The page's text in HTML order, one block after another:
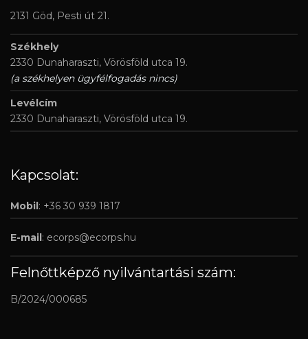
2131 Göd, Pesti út 21.
Székhely
2330 Dunaharaszti, Vörösföld utca 19.
(a székhelyen ügyfélfogadás nincs)
Levélcím
2330 Dunaharaszti, Vörösföld utca 19.
Kapcsolat:
Mobil: +36 30 939 1817
E-mail: ecorps@ecorps.hu
Felnőttképző nyilvántartási szám:
B/2024/000685